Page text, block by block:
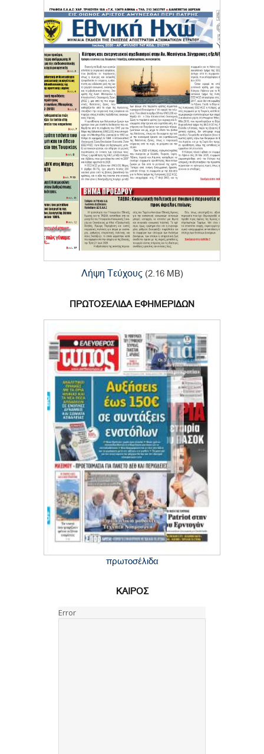
Λήψη Τεύχους (2.16 MB)
ΠΡΩΤΟΣΕΛΙΔΑ ΕΦΗΜΕΡΙΔΩΝ
πρωτοσέλιδα
ΚΑΙΡΟΣ